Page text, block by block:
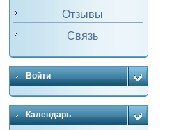
Отзывы
Связь
Войти
Календарь